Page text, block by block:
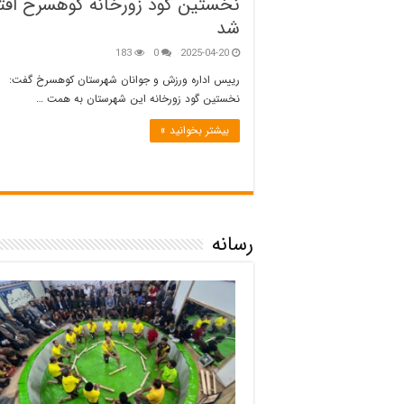
شد
2025-04-20
0
183
رییس اداره ورزش و جوانان شهرستان کوهسرخ گفت:
نخستین گود زورخانه این شهرستان به همت …
بیشتر بخوانید »
رسانه